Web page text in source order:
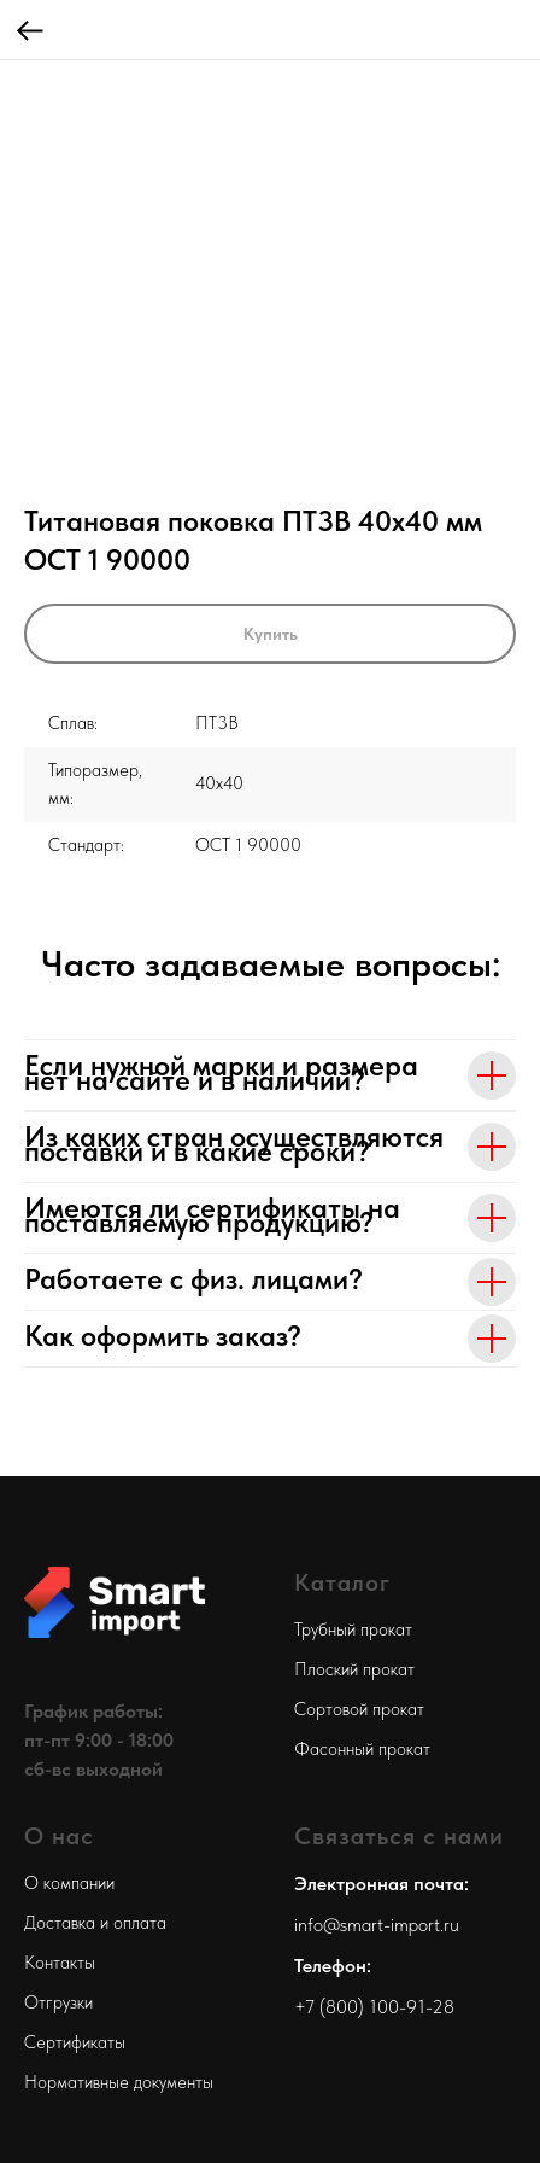
Титановая поковка ПТ3В 40x40 мм
ОСТ 1 90000
Купить
Сплав: ПТ3В
Типоразмер,
мм:
40x40
Стандарт: ОСТ 1 90000
Часто задаваемые вопросы:
Если нужной марки и размера
нет на сайте и в наличии?
Из каких стран осуществляются
поставки и в какие сроки?
Имеются ли сертификаты на
поставляемую продукцию?
Работаете с физ. лицами?
Как оформить заказ?
График работы:
пт-пт 9:00 - 18:00
сб-вс выходной
Каталог
Трубный прокат
Плоский прокат
Сортовой прокат
Фасонный прокат
О нас
О компании
Доставка и оплата
Контакты
Отгрузки
Сертификаты
Нормативные документы
Связаться с нами
Электронная почта:
info@smart-import.ru
Телефон:
+7 (800) 100-91-28